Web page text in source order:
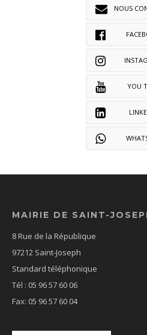
NOUS
YOU
MAIRIE DE SAINT-
8 Rue de la République
97212 Saint-Joseph
Standard téléphonique
Tél : 05 96 57 60 06
Fax: 05 96 57 60 04